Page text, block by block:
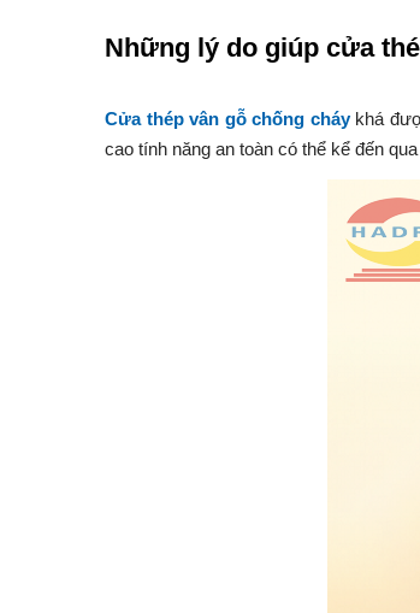
Những lý do giúp cửa
Cửa thép vân gỗ chống cháykhá
cao tính năng an toàn có thể kể đến